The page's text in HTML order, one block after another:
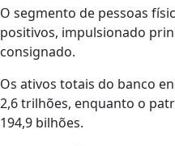
O segmento de pessoas
positivos, impulsionado
consignado.
Os ativos totais do banco
2,6 trilhões, enquanto o
194,9 bilhões.